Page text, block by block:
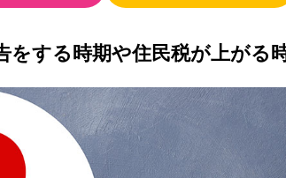
をする時期や住民税が上がる